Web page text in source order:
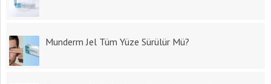
Munderm Jel Tüm Yüze Sürülür Mü?